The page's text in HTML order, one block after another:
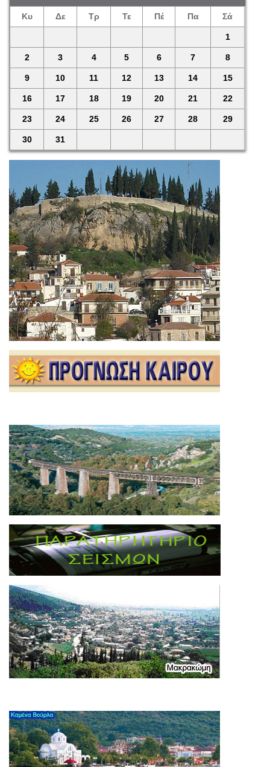
Κυ Δε Τρ Τε Πέ Πα Σά
1
2 3 4 5 6 7 8
9 10 11 12 13 14 15
16 17 18 19 20 21 22
23 24 25 26 27 28 29
30 31